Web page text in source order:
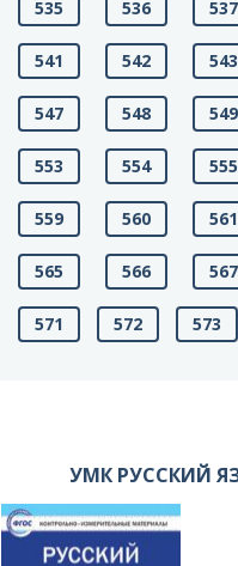
535 536 537
541 542 543
547 548 549
553 554 555
559 560 561
565 566 567
571 572 573
УМК РУССКИЙ